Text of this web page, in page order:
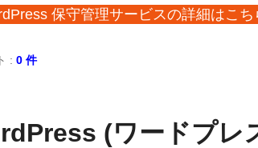
保守管理サービスの詳細はこち
: 0 件
(ワードプレ